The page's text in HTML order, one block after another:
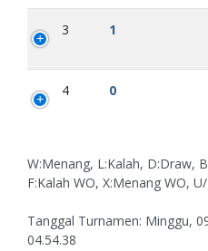
3 1
4 0
W:Menang, L:Kalah, D:Draw,
F:Kalah WO, X:Menang WO,
Tanggal Turnamen: Minggu,
04.54.38